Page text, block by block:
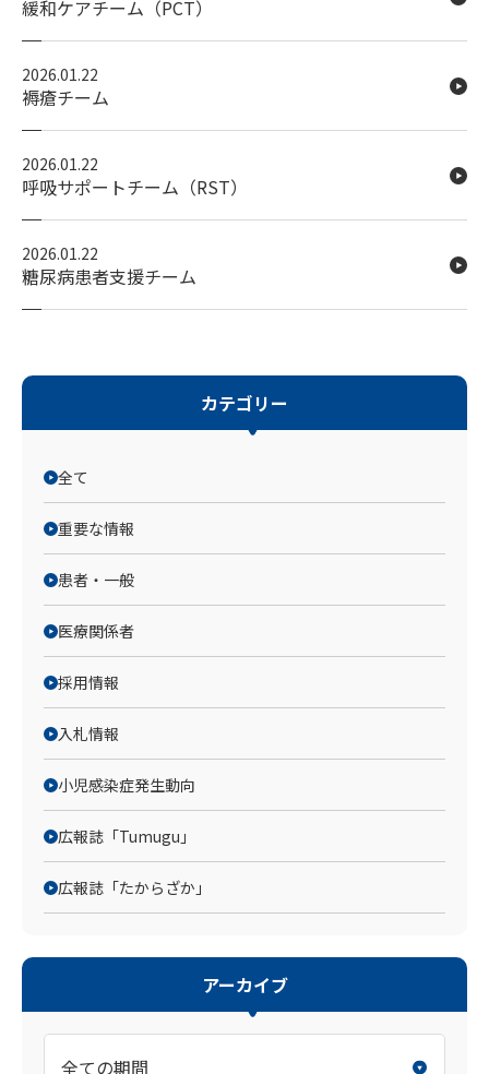
緩和ケアチーム（PCT）
2026.01.22
褥瘡チーム
2026.01.22
呼吸サポートチーム（RST）
2026.01.22
糖尿病患者支援チーム
カテゴリー
全て
重要な情報
患者・一般
医療関係者
採用情報
入札情報
小児感染症発生動向
広報誌「Tumugu」
広報誌「たからざか」
アーカイブ